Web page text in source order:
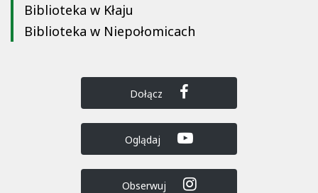
Biblioteka w Kłaju
Biblioteka w Niepołomicach
Dołącz
Oglądaj
Obserwuj